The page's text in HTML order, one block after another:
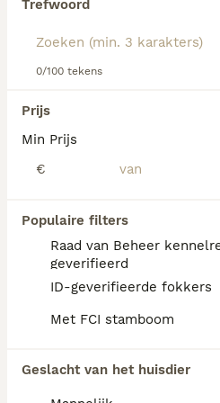
Trefwoord
0/100 tekens
Prijs
Min Prijs
€
Populaire filters
Raad van Beheer
geverifieerd
ID-geverifieerde fokkers
Met FCI stamboom
Geslacht van het huisdier
We hebben 0 Griffon
Als je toekomstige
exacte zoekopdracht, sla
vind jouw
FAQ's
Wat is de
van een Griffon